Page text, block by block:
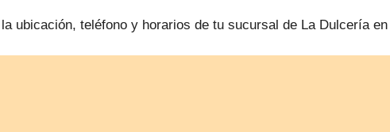
ubicación, teléfono y horarios de tu sucursal de La Dulcería en